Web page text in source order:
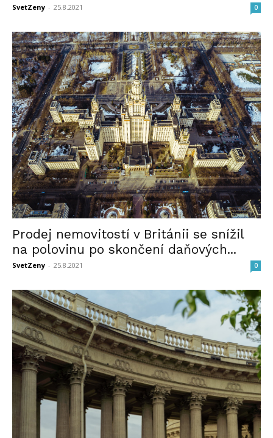
SvetZeny - 25.8.2021 0
Prodej nemovitostí v Británii se snížil
na polovinu po skončení daňových...
SvetZeny - 25.8.2021 0